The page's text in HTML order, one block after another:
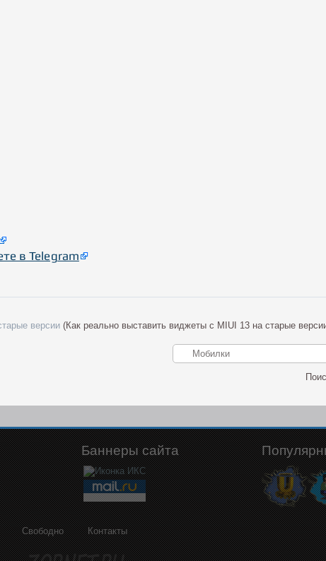
в Telegram
версии (Как реально выставить виджеты с MIUI 13 на старые
Баннеры сайта
Свободно Контакты